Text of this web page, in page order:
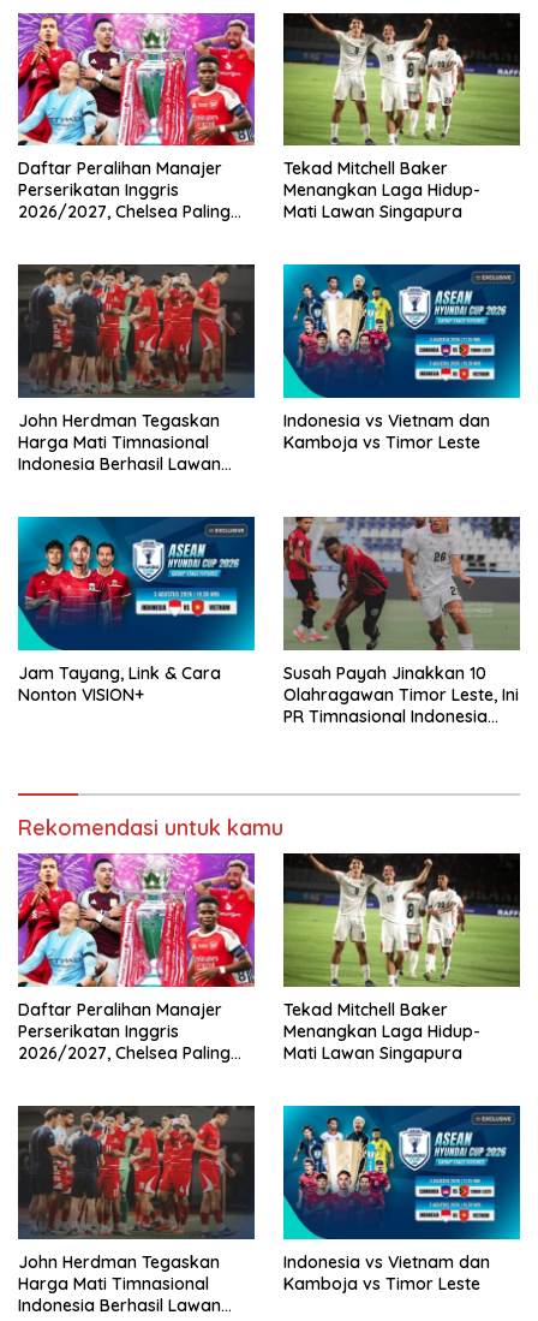
Daftar Peralihan Manajer
Perserikatan Inggris
2026/2027, Chelsea Paling
Tekad Mitchell Baker
Menangkan Laga Hidup-
Mati Lawan Singapura
John Herdman Tegaskan
Harga Mati Timnasional
Indonesia Berhasil Lawan
Indonesia vs Vietnam dan
Kamboja vs Timor Leste
Jam Tayang, Link & Cara
Nonton VISION+
Susah Payah Jinakkan 10
Olahragawan Timor Leste, Ini
PR Timnasional Indonesia
Rekomendasi untuk kamu
Daftar Peralihan Manajer
Perserikatan Inggris
2026/2027, Chelsea Paling
Tekad Mitchell Baker
Menangkan Laga Hidup-
Mati Lawan Singapura
John Herdman Tegaskan
Harga Mati Timnasional
Indonesia Berhasil Lawan
Indonesia vs Vietnam dan
Kamboja vs Timor Leste